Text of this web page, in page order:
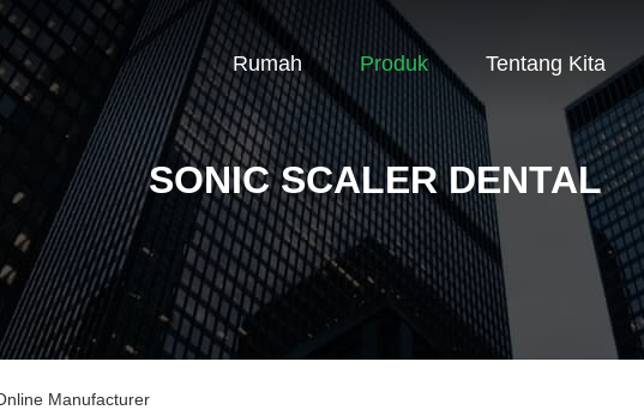
Rumah Produk Tentang Kita
SONIC SCALER DENTAL
Manufacturer